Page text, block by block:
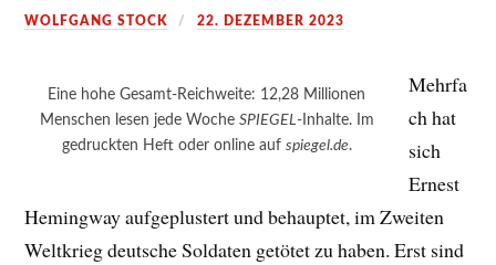
WOLFGANG STOCK 22. DEZEMBER 2023
Eine hohe Gesamt-Reichweite: 12,28 Millionen
Menschen lesen jede Woche SPIEGEL-Inhalte. Im
gedruckten Heft oder online auf spiegel.de.
Mehrfa
ch hat
sich
Ernest
Hemingway aufgeplustert und behauptet, im Zweiten
Weltkrieg deutsche Soldaten getötet zu haben. Erst sind